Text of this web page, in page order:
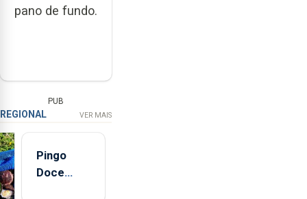
pano de fundo.
PUB
REGIONAL VER MAIS
Pingo
Doce